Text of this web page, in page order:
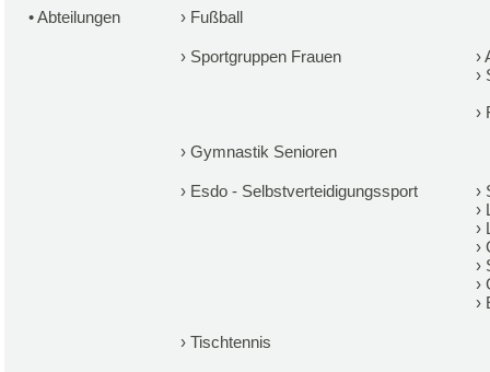
•Abteilungen › Fußball
› Sportgruppen Frauen ›
›
›
› Gymnastik Senioren
› Esdo - Selbstverteidigungssport ›
›
›
›
›
›
›
› Tischtennis